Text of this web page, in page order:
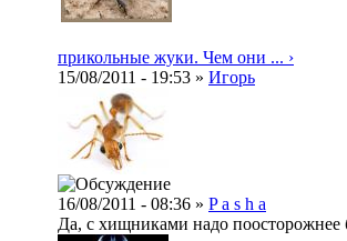
прикольные жуки. Чем они ... ›
15/08/2011 - 19:53 » Игорь
16/08/2011 - 08:36 » P a s h a
Да, с хищниками надо поосторожнее